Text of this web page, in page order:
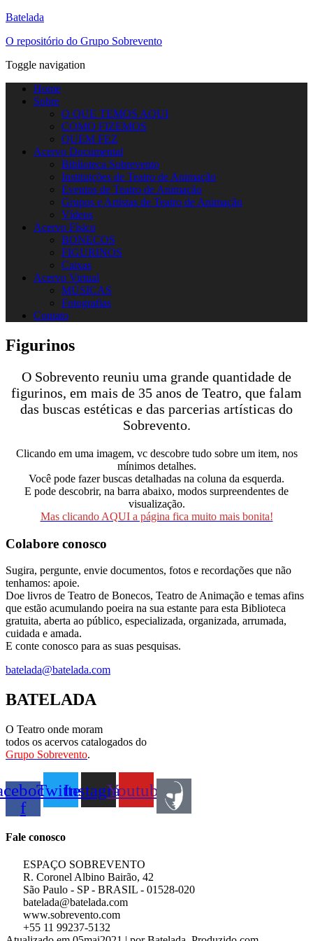
Batelada
O repositório do Grupo Sobrevento
Toggle navigation
Home
Sobre
O QUE TEMOS AQUI
COMO FIZEMOS
QUEM FEZ
Acervo Documental
Biblioteca Sobrevento
Instituições de Teatro de Animação
Eventos de Teatro de Animação
Grupos e Artistas de Teatro de Animação
Vídeos
Acervo Físico
BONECOS
FIGURINOS
Caixas
Acervo Virtual
MÚSICAS
Fotografias
Contato
Figurinos
O Sobrevento reuniu uma grande quantidade de
figurinos, em mais de 35 anos de Teatro, que falam
das buscas estéticas e das parcerias artísticas do
Sobrevento.
Clicando em uma imagem, vc descobre tudo sobre um item, nos
mínimos detalhes.
Você pode fazer buscas detalhadas na coluna da esquerda.
E pode descobrir, na barra abaixo, modos surpreendentes de
visualização.
Mas clicando AQUI a página fica muito mais bonita!
Colabore conosco
Sugira, pergunte, envie documentos, fotos e recordações que não
tenhamos: apoie.
Doe livros de Teatro de Bonecos, Teatro de Animação e temas afins
que estão acumulando poeira na sua estante para esta Biblioteca
gratuita, aberta ao público, especializada, organizada, arrumada,
cuidada e amada.
E conte conosco para as suas pesquisas.
batelada@batelada.com
BATELADA
O Teatro onde moram
todos os acervos catalogados do
Grupo Sobrevento.
f
TwitterInstagram
Youtube
Fale conosco
ESPAÇO SOBREVENTO
R. Coronel Albino Bairão, 42
São Paulo - SP - BRASIL - 01528-020
batelada@batelada.com
www.sobrevento.com
+55 11 99237-5132